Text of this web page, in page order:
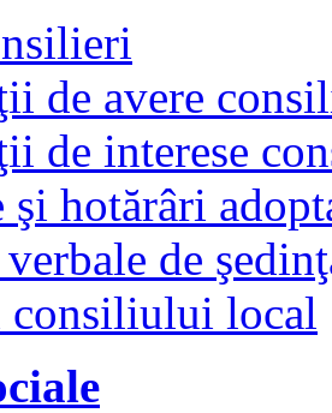
de avere
de interese
şi hotărâri
verbale de
consiliului local